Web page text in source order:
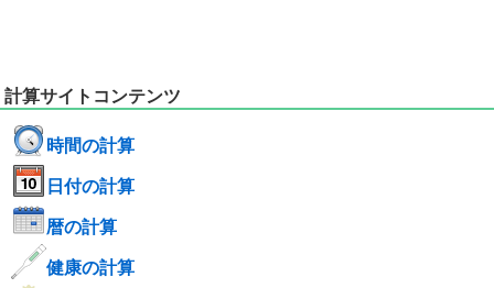
計算サイトコンテンツ
時間の計算
日付の計算
暦の計算
健康の計算